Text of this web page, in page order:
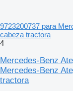
9723200737 para
cabeza tractora
4
Mercedes-Benz
Mercedes-Benz
tractora